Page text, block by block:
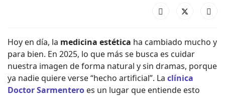
Hoy en día, la medicina estética ha cambiado mucho y
para bien. En 2025, lo que más se busca es cuidar
nuestra imagen de forma natural y sin dramas, porque
ya nadie quiere verse “hecho artificial”. La clínica
Doctor Sarmentero es un lugar que entiende esto